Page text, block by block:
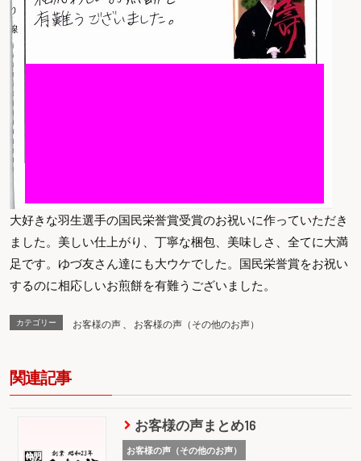
大好きな羽生選手の国民栄誉賞受賞のお祝いに作っていただき
ました。美しい仕上がり、丁寧な梱包、美味しさ、全てに大満
足です。ゆづ友さん達にも大ウケでした。国民栄誉賞をお祝い
するのに相応しいお煎餅を有難うございました。
カテゴリー お客様の声 お客様の声（その他のお声）
関連記事
お客様の声まとめ16
お客様の声（その他のお声）